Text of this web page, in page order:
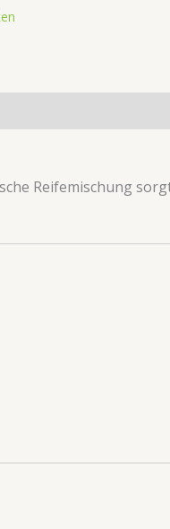
Reifemischung